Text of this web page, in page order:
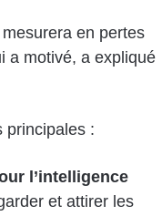
en pertes
a motivé, a expliqué
principales :
l’intelligence
et attirer les